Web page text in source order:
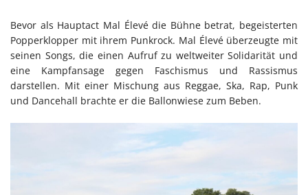
Bevor als Hauptact Mal Élevé die Bühne betrat, begeisterten
Popperklopper mit ihrem Punkrock. Mal Élevé überzeugte mit
seinen Songs, die einen Aufruf zu weltweiter Solidarität und
eine Kampfansage gegen Faschismus und Rassismus
darstellen. Mit einer Mischung aus Reggae, Ska, Rap, Punk
und Dancehall brachte er die Ballonwiese zum Beben.